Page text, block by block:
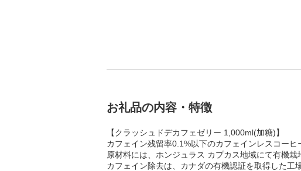
お礼品の内容・特徴
【クラッシュドデカフェゼリー 1,000ml(加糖)】
カフェイン残留率0.1%以下のカフェインレスコーヒ
原材料には、ホンジュラス カプカス地域にて有機栽
カフェイン除去は、カナダの有機認証を取得した工